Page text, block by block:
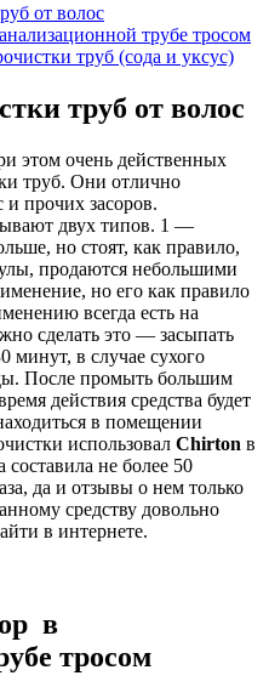
от волос
трубе тросом
труб (сода и уксус)
труб от волос
этом очень действенных
труб. Они отлично
и прочих засоров.
двух типов. 1 —
но стоят, как правило,
продаются небольшими
но его как правило
всегда есть на
сделать это — засыпать
минут, в случае сухого
После промыть большим
действия средства будет
в помещении
использовал Chirton в
составила не более 50
да и отзывы о нем только
средству довольно
в интернете.
в
тросом